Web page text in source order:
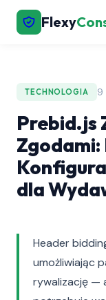
Flexy
TECHNOLOGIA 9
Prebid.js
dla
Header
umożliwiając
rywalizację —